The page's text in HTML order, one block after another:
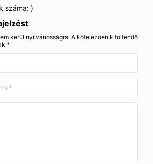
száma: )
kerül nyilvánosságra. A kötelezően kitöltendő
*